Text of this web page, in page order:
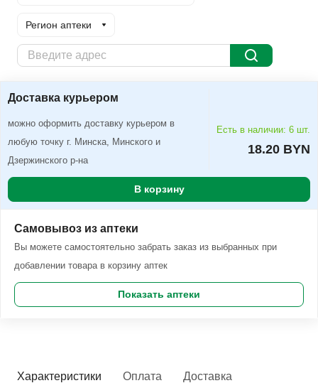
Регион аптеки
Доставка курьером Заказать
Доставка курьером
можно оформить доставку курьером в
любую точку г. Минска, Минского и
Дзержинского р-на
Есть в наличии: 6 шт.
18.20 BYN
В корзину
Самовывоз из аптеки
Вы можете самостоятельно забрать заказ из выбранных при
добавлении товара в корзину аптек
Показать аптеки
Характеристики Оплата Доставка